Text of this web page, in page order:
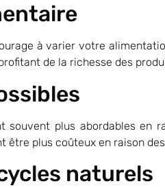
à varier votre
de la richesse des
souvent plus abordables en
être plus coûteux en raison
naturels